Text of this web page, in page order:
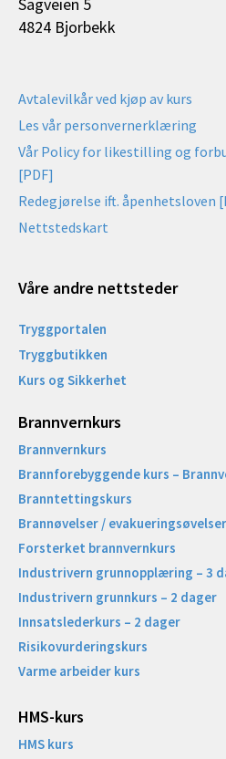
4824 Bjorbekk
Avtalevilkår ved kjøp av kurs
Les vår personvernerklæring
Vår Policy for likestilling og
[PDF]
Redegjørelse ift. åpenhetsloven
Nettstedskart
Våre andre nettsteder
Tryggportalen
Tryggbutikken
Kurs og Sikkerhet
Brannvernkurs
Brannvernkurs
Brannforebyggende kurs –
Branntettingskurs
Brannøvelser / evakueringsøvelser
Forsterket brannvernkurs
Industrivern grunnopplæring – 3
Industrivern grunnkurs – 2 dager
Innsatslederkurs – 2 dager
Risikovurderingskurs
Varme arbeider kurs
HMS-kurs
HMS kurs